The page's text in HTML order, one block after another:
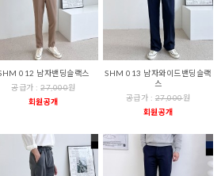
012 남자밴딩슬랙스
공급가 :27,000원
회원공개
SHM 013 남자와이드밴딩슬랙
스
공급가 : 27,000원
회원공개